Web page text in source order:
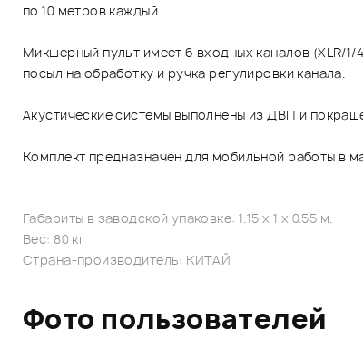
по 10 метров каждый.
Микшерный пульт имеет 6 входных каналов (XLR/
посыл на обработку и ручка регулировки канала.
Акустические системы выполнены из ДВП и
Комплект предназначен для мобильной работы в
Габариты в заводской упаковке: 1.15 x 1 x 0.55 м.
Вес: 80 кг
Страна-производитель: КИТАЙ
Фото пользователей